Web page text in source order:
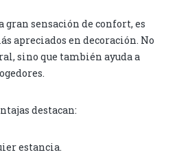
sensación de confort, es
apreciados en decoración. No
sino que también ayuda a
destacan:
estancia.